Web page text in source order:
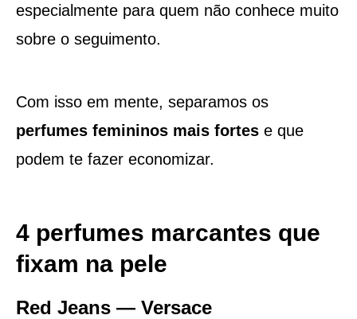
especialmente para quem não conhece muito
sobre o seguimento.
Com isso em mente, separamos os
perfumes femininos mais fortese que
podem te fazer economizar.
4 perfumes marcantes que
fixam na pele
Red Jeans — Versace